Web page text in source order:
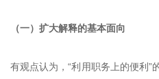
（一）扩大解释的基本面向
有观点认为，“利用职务上的便利